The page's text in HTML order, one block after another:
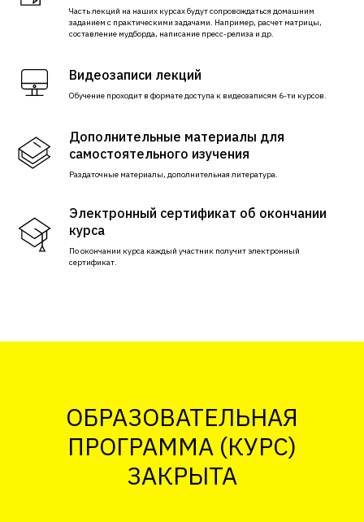
Часть лекций на наших курсах будут сопровождаться домашним
заданием с практическими задачами. Например, расчет матрицы,
составление мудборда, написание пресс-релиза и др.
Видеозаписи лекций
Обучение проходит в формате доступа к видеозаписям 6-ти курсов.
Дополнительные материалы для
самостоятельного изучения
Раздаточные материалы, дополнительная литература.
Электронный сертификат об окончании
курса
По окончании курса каждый участник получит электронный
сертификат.
ОБРАЗОВАТЕЛЬНАЯ
ПРОГРАММА (КУРС)
ЗАКРЫТА